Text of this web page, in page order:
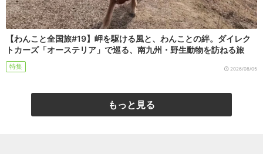
【わんこと全国旅#19】岬を駆ける風と、わんことの絆。ダイレク
トカーズ「オーステリア」で巡る、南九州・野生動物を訪ねる旅
特集 2026/08/05
もっと見る